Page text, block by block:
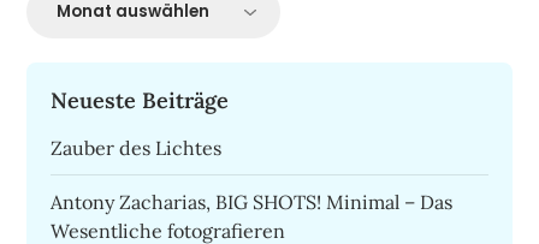
Neueste Beiträge
Zauber des Lichtes
Antony Zacharias, BIG SHOTS! Minimal – Das
Wesentliche fotografieren